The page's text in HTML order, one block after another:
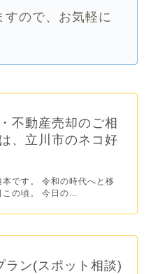
すので、お気軽に
不動産売却のご相
、立川市のネコ好
です。 令和の時代へと移
この頃。 今日の...
ラン(スポット相談)